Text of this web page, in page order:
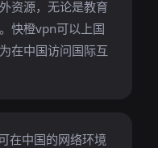
资源，无论是教育
快橙vpn可以上国
在中国访问国际互
在中国的网络环境